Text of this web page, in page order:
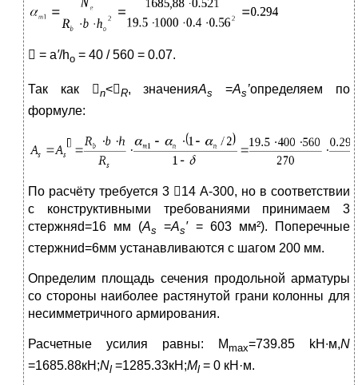
 = a′/ho = 40 / 560 = 0.07.
Так как n<R, значенияAs =As’определяем по
формуле:
По расчёту требуется 3 14 А-300, но в соответствии
с конструктивными требованиями принимаем 3
стержняd=16 мм (As =As′ = 603 мм²). Поперечные
стержниd=6мм устанавливаются с шагом 200 мм.
Определим площадь сечения продольной арматуры
со стороны наиболее растянутой грани колонны для
несимметричного армирования.
Расчетные усилия равны: Mmax=739.85 kH∙м,N
=1685.88кН;Nl =1285.33кН;Ml = 0 кН·м.